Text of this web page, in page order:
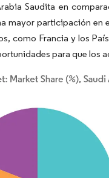
Saudita en
mayor participación
como Francia y los
para que los